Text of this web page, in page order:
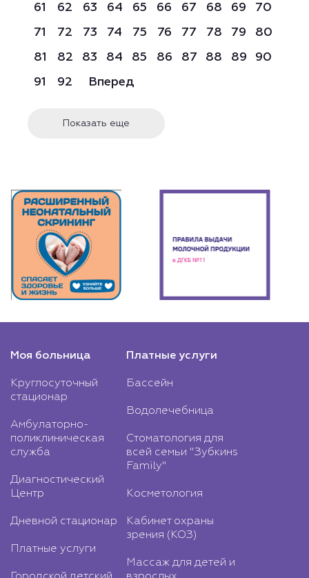
61
62 63 64 65 66 67 68 69
70
71
72 73 74 75 76 77 78 79
80
81
82 83 84 85 86 87 88 89
90
91
92 Вперед
Показать еще
Моя больница
Круглосуточный
стационар
Амбулаторно-
поликлиническая
служба
Диагностический
Центр
Дневной стационар
Платные услуги
Платные услуги
Бассейн
Водолечебница
Стоматология для
всей семьи "Зубкинs
Family"
Косметология
Кабинет охраны
зрения (КОЗ)
Массаж для детей и